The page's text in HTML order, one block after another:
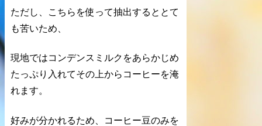
ただし、こちらを使って抽出するととて
も苦いため、
現地ではコンデンスミルクをあらかじめ
たっぷり入れてその上からコーヒーを淹
れます。
好みが分かれるため、コーヒー豆のみを